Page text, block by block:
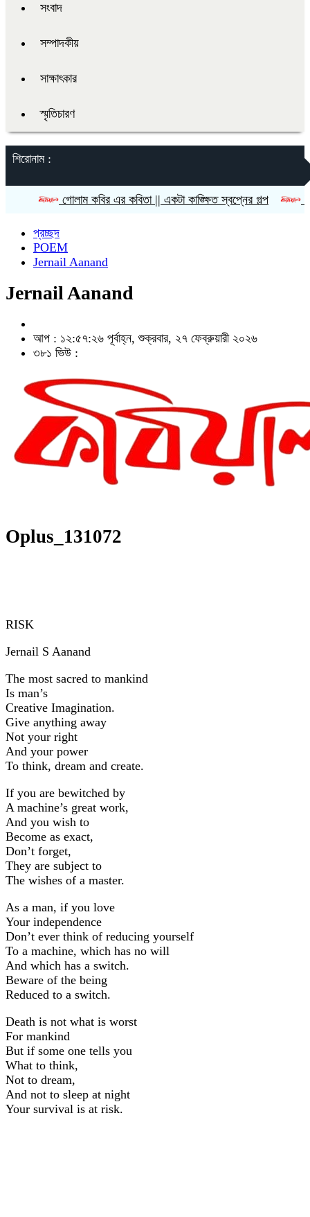
সংবাদ
সম্পাদকীয়
সাক্ষাৎকার
স্মৃতিচারণ
শিরোনাম :
গোলাম কবির এর কবিতা || একটা কাঙ্ক্ষিত স্বপ্নের গল্প রীতি
প্রচ্ছদ
POEM
Jernail Aanand
Jernail Aanand
আপ : ১২:৫৭:২৬ পূর্বাহ্ন, শুক্রবার, ২৭ ফেব্রুয়ারী ২০২৬
৩৮১ ভিউ :
Oplus_131072
RISK
Jernail S Aanand
The most sacred to mankind
Is man’s
Creative Imagination.
Give anything away
Not your right
And your power
To think, dream and create.
If you are bewitched by
A machine’s great work,
And you wish to
Become as exact,
Don’t forget,
They are subject to
The wishes of a master.
As a man, if you love
Your independence
Don’t ever think of reducing yourself
To a machine, which has no will
And which has a switch.
Beware of the being
Reduced to a switch.
Death is not what is worst
For mankind
But if some one tells you
What to think,
Not to dream,
And not to sleep at night
Your survival is at risk.